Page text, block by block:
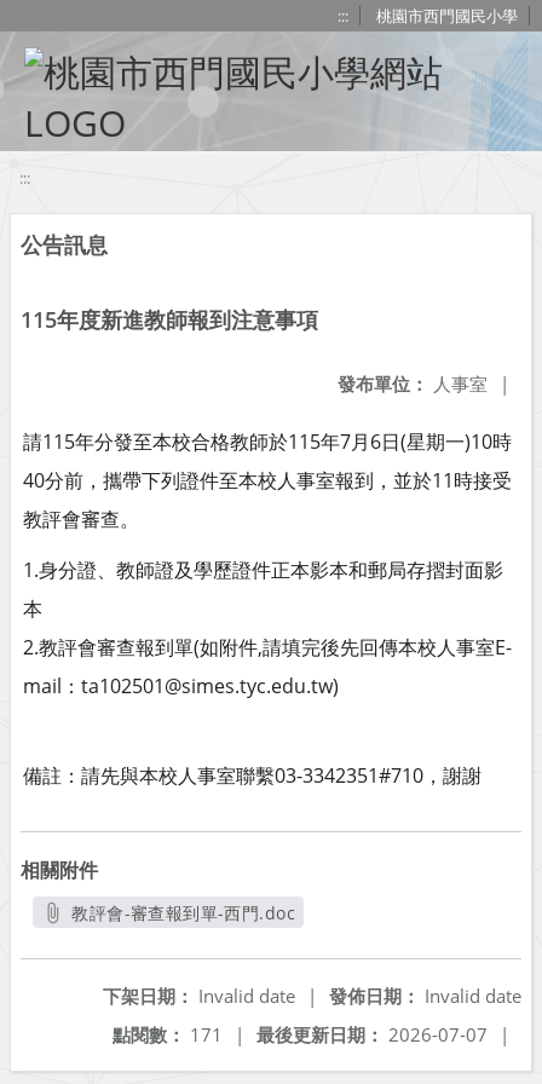
::: 桃園市西門國民小學
:::
公告訊息
115年度新進教師報到注意事項
發布單位： 人事室 |
請115年分發至本校合格教師於115年7月6日(星期一)10時
40分前，攜帶下列證件至本校人事室報到，並於11時接受
教評會審查。
1.身分證、教師證及學歷證件正本影本和郵局存摺封面影
本
2.教評會審查報到單(如附件,請填完後先回傳本校人事室E-
mail：ta102501@simes.tyc.edu.tw)
備註：請先與本校人事室聯繫03-3342351#710，謝謝
相關附件
教評會-審查報到單-西門.doc
發佈日期： Invalid date
下架日期： Invalid date
|
最後更新日期： 2026-07-07 |
點閱數： 171 |